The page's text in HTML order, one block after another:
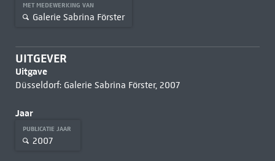
MET MEDEWERKING VAN
Galerie Sabrina Förster
UITGEVER
Uitgave
Düsseldorf: Galerie Sabrina Förster, 2007
Jaar
PUBLICATIE JAAR
2007